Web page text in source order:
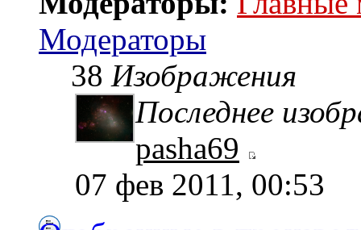
Модераторы
38 Изображения
Последнее
pasha69
07 фев 2011, 00:53